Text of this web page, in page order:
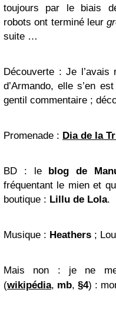
toujours par le biais
robots ont terminé leur
suite …
Découverte : Je l’avais
d’Armando, elle s’en
gentil commentaire ;
Promenade : Diade la
BD : le blog de
fréquentant le mien et
boutique : Lillu de Lola.
Musique : Heathers ;
Mais non : je ne me
(wikipédia, mb, §4) :